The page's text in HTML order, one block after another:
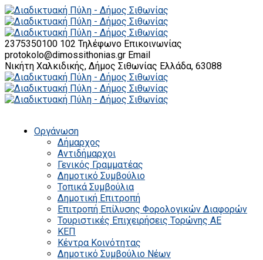
2375350100 102 Τηλέφωνο Επικοινωνίας
protokolo@dimossithonias.gr Email
Νικήτη Χαλκιδικής, Δήμος Σιθωνίας Ελλάδα, 63088
Οργάνωση
Δήμαρχος
Αντιδήμαρχοι
Γενικός Γραμματέας
Δημοτικό Συμβούλιο
Τοπικά Συμβούλια
Δημοτική Επιτροπή
Επιτροπή Επίλυσης Φορολογικών Διαφορών
Τουριστικές Επιχειρήσεις Τορώνης ΑΕ
ΚΕΠ
Κέντρα Κοινότητας
Δημοτικό Συμβούλιο Νέων